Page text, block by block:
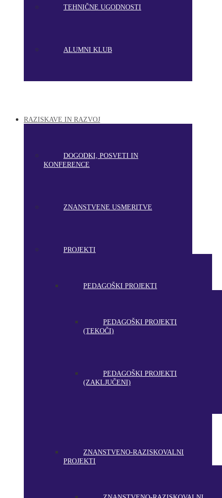
TEHNIČNE UGODNOSTI
ALUMNI KLUB
RAZISKAVE IN RAZVOJ
DOGODKI, POSVETI IN
KONFERENCE
ZNANSTVENE USMERITVE
PROJEKTI
PEDAGOŠKI PROJEKTI
PEDAGOŠKI PROJEKTI
(TEKOČI)
PEDAGOŠKI PROJEKTI
(ZAKLJUČENI)
ZNANSTVENO-RAZISKOVALNI
PROJEKTI